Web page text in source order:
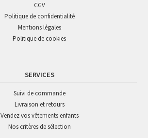
CGV
Politique de confidentialité
Mentions légales
Politique de cookies
SERVICES
Suivi de commande
Livraison et retours
Vendez vos vêtements enfants
Nos critères de sélection